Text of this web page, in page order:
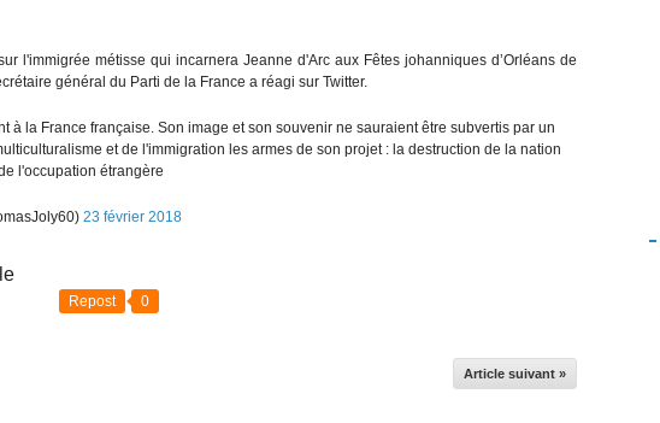
l'immigrée métisse qui incarnera Jeanne d'Arc aux Fêtes johanniques d’Orléans de
général du Parti de la France a réagi sur Twitter.
à la France française. Son image et son souvenir ne sauraient être subvertis par un
et de l'immigration les armes de son projet : la destruction de la nation
l'occupation étrangère
23 février 2018
Repost 0
Article suivant »